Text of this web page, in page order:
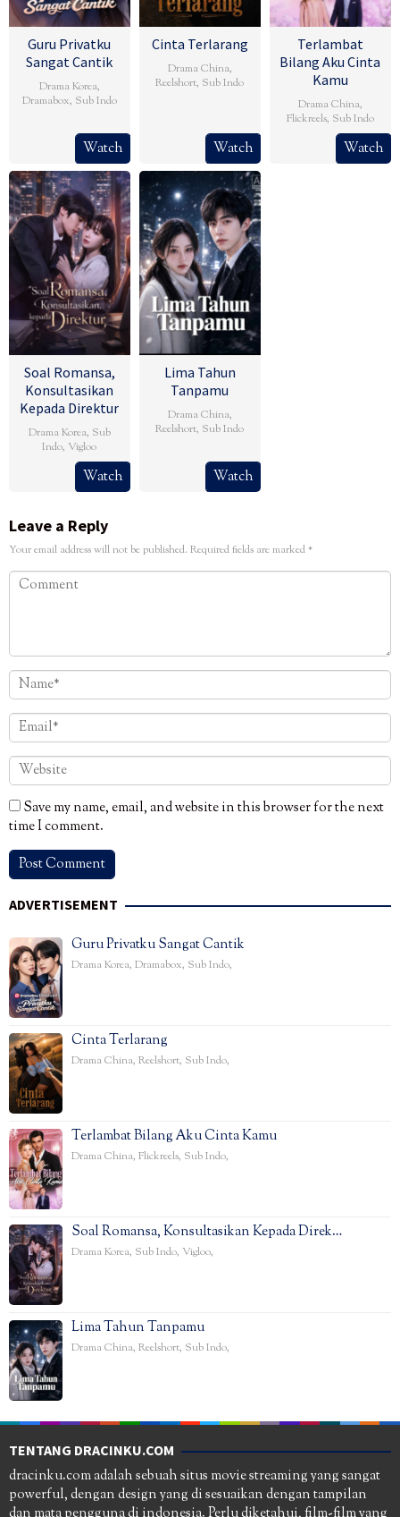
Guru Privatku
Sangat Cantik
Drama Korea,
Dramabox, Sub Indo
Watch
Cinta Terlarang
Drama China,
Reelshort, Sub Indo
Watch
Terlambat
Bilang Aku Cinta
Kamu
Drama China,
Flickreels, Sub Indo
Watch
Soal Romansa,
Konsultasikan
Kepada Direktur
Drama Korea, Sub
Indo,Vigloo
Watch
Lima Tahun
Tanpamu
Drama China,
Reelshort, Sub Indo
Watch
Leave a Reply
Your email address will not be published. Required fields are marked*
Save my name, email, and website in this browser for the next
time I comment.
ADVERTISEMENT
Guru Privatku Sangat Cantik
Drama Korea, Dramabox, Sub Indo,
Cinta Terlarang
Drama China, Reelshort, Sub Indo,
Terlambat Bilang Aku Cinta Kamu
Drama China, Flickreels, Sub Indo,
Soal Romansa, Konsultasikan Kepada Direk…
Drama Korea, Sub Indo, Vigloo,
Lima Tahun Tanpamu
Drama China, Reelshort, Sub Indo,
TENTANG DRACINKU.COM
dracinku.com adalah sebuah situs movie streaming yang sangat
powerful, dengan design yang di sesuaikan dengan tampilan